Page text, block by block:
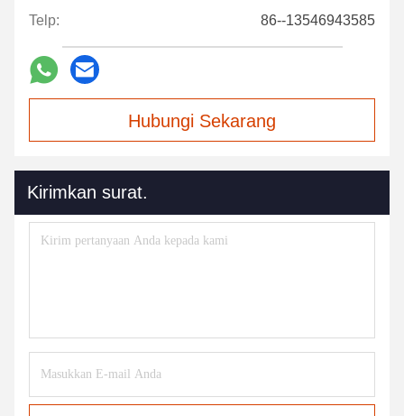
Telp: 86--13546943585
Hubungi Sekarang
Kirimkan surat.